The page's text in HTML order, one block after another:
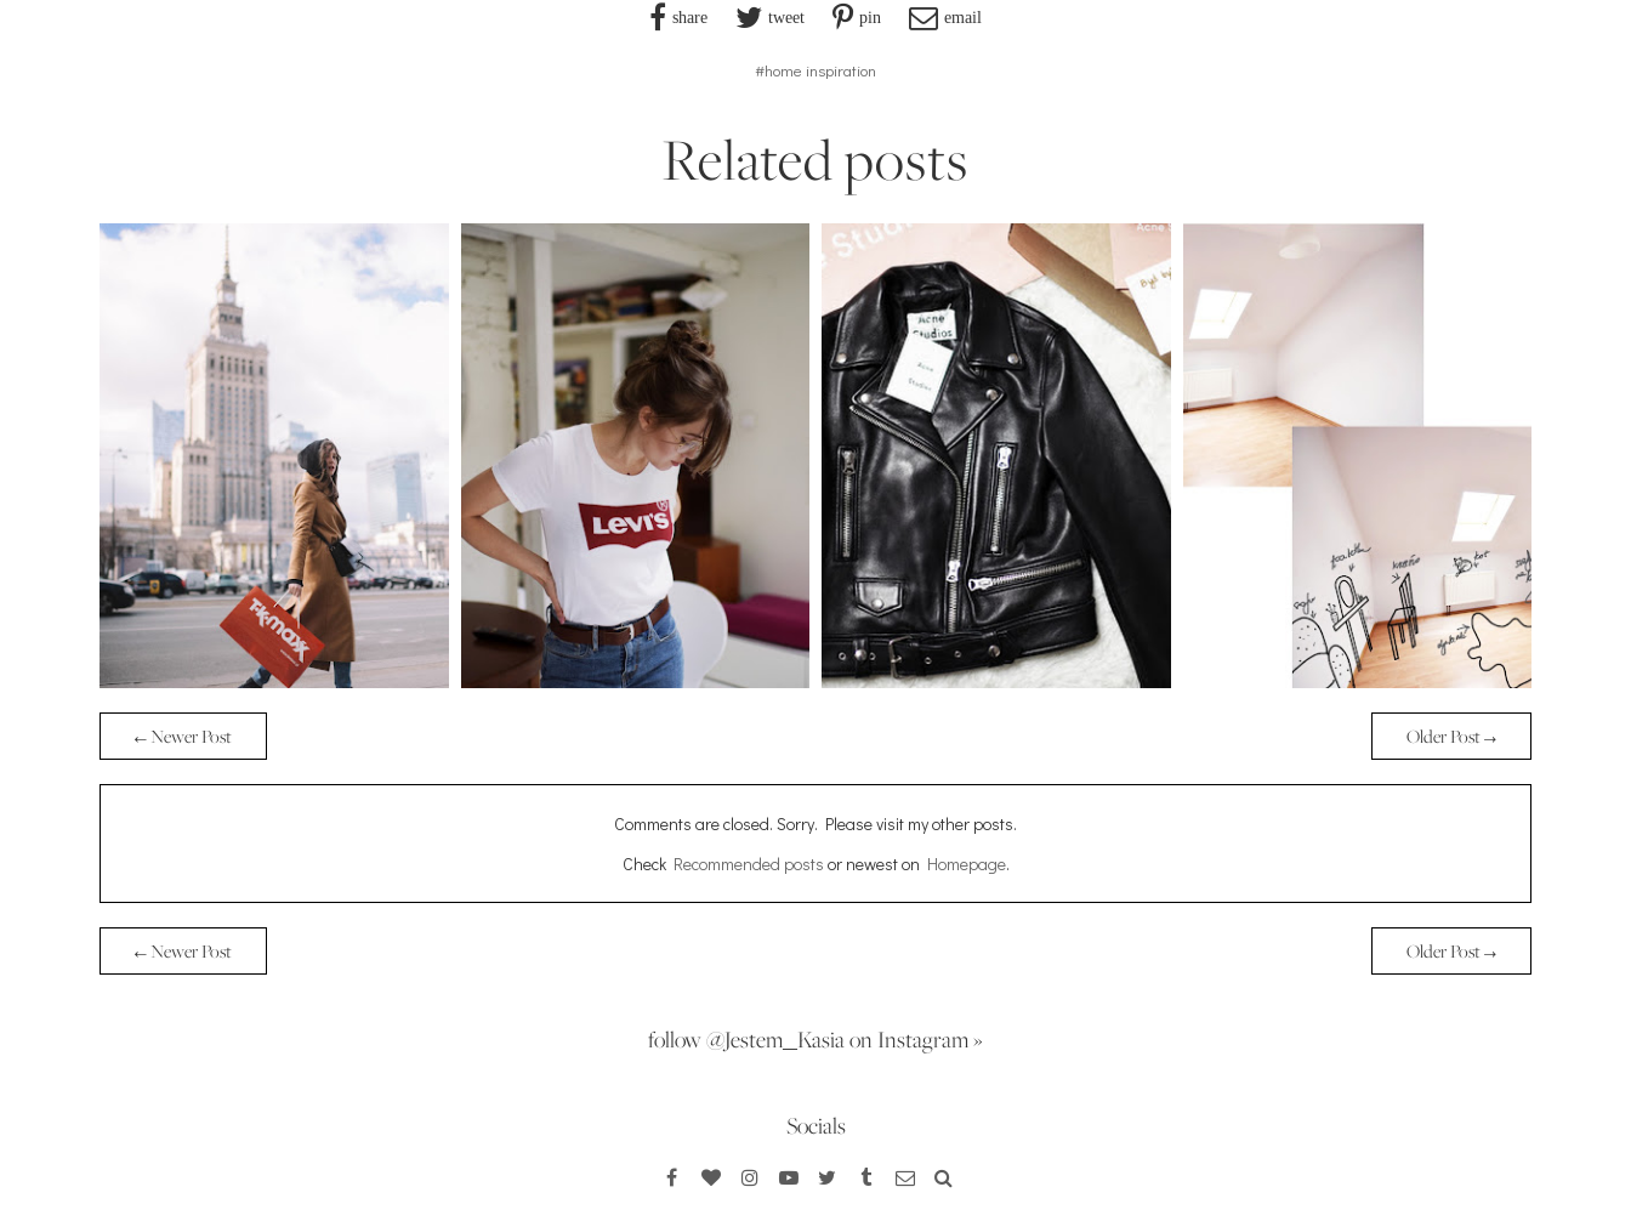
share tweet pin email
#home inspiration
Related posts
← Newer Post Older Post →
Comments are closed. Sorry. Please visit my other posts.
Check Recommended posts or newest on Homepage.
← Newer Post Older Post →
follow @Jestem_Kasia on Instagram »
Socials